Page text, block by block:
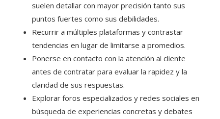
suelen detallar con mayor precisión tanto sus
puntos fuertes como sus debilidades.
Recurrir a múltiples plataformas y contrastar
tendencias en lugar de limitarse a promedios.
Ponerse en contacto con la atención al cliente
antes de contratar para evaluar la rapidez y la
claridad de sus respuestas.
Explorar foros especializados y redes sociales en
búsqueda de experiencias concretas y debates